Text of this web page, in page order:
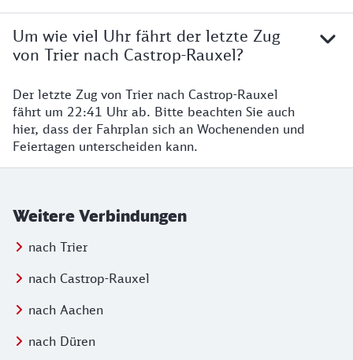
Um wie viel Uhr fährt der letzte Zug
von Trier nach Castrop-Rauxel?
Der letzte Zug von Trier nach Castrop-Rauxel
fährt um 22:41 Uhr ab. Bitte beachten Sie auch
hier, dass der Fahrplan sich an Wochenenden und
Feiertagen unterscheiden kann.
Weitere Verbindungen
nach Trier
nach Castrop-Rauxel
nach Aachen
nach Düren